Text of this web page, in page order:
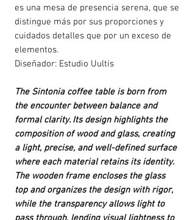
es una mesa de presencia serena, que se
distingue más por sus proporciones y
cuidados detalles que por un exceso de
elementos.
Diseñador: Estudio Uultis
The Sintonia coffee table is born from
the encounter between balance and
formal clarity. Its design highlights the
composition of wood and glass, creating
a light, precise, and well-defined surface
where each material retains its identity.
The wooden frame encloses the glass
top and organizes the design with rigor,
while the transparency allows light to